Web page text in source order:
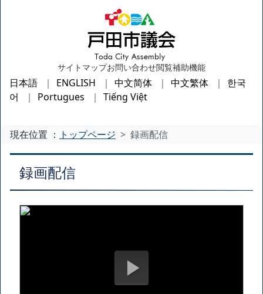
サイトマップお問い合わせ閲覧補助機能
日本語 ENGLISH 中文简体 中文繁体
한국
어
Portugues Tiếng Việt
現在位置 ： トップページ 録画配信
録画配信